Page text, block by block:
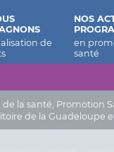
la santé, Promotion
de la Guadeloupe
NOS